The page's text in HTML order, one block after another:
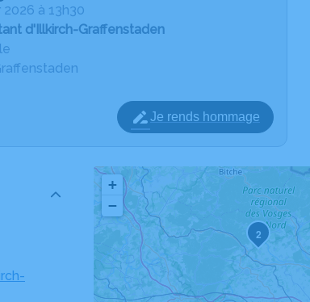
2026 à 13h30
d'Illkirch-Graffenstaden
Je rends hommage
2
+
−